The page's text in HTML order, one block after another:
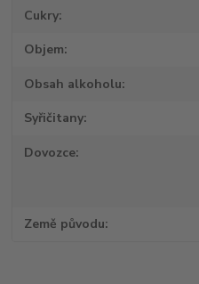
Cukry
Objem
Obsah alkoholu
Syřičitany
Dovozce
Země původu